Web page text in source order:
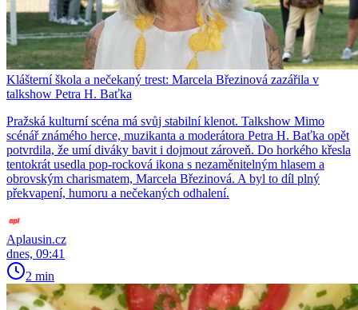
Klášterní škola a nečekaný trest: Marcela Březinová zazářila v
talkshow Petra H. Baťka
Pražská kulturní scéna má svůj stabilní klenot. Talkshow Mimo
scénář známého herce, muzikanta a moderátora Petra H. Baťka opět
potvrdila, že umí diváky bavit i dojmout zároveň. Do horkého křesla
tentokrát usedla pop-rocková ikona s nezaměnitelným hlasem a
obrovským charismatem, Marcela Březinová. A byl to díl plný
překvapení, humoru a nečekaných odhalení.
Aplausin.cz
dnes, 09:41
2 min